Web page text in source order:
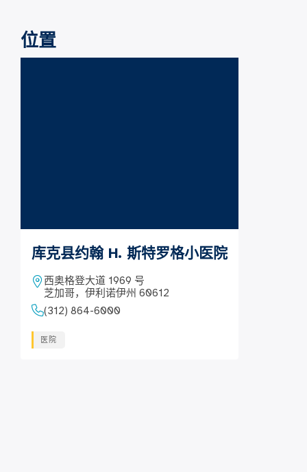
位置
库克县约翰 H. 斯特罗格小医院
西奥格登大道 1969 号
芝加哥，伊利诺伊州 60612
(312) 864-6000
医院